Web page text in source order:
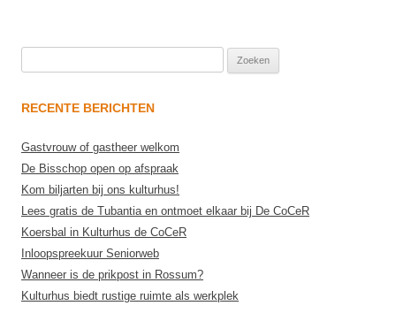
RECENTE BERICHTEN
Gastvrouw of gastheer welkom
De Bisschop open op afspraak
Kom biljarten bij ons kulturhus!
Lees gratis de Tubantia en ontmoet elkaar bij De CoCeR
Koersbal in Kulturhus de CoCeR
Inloopspreekuur Seniorweb
Wanneer is de prikpost in Rossum?
Kulturhus biedt rustige ruimte als werkplek